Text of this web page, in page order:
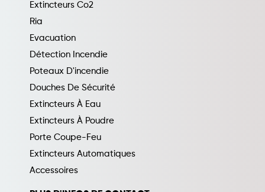
Extincteurs Co2
Ria
Evacuation
Détection Incendie
Poteaux D'incendie
Douches De Sécurité
Extincteurs À Eau
Extincteurs À Poudre
Porte Coupe-Feu
Extincteurs Automatiques
Accessoires